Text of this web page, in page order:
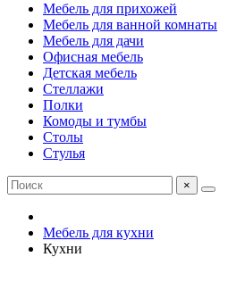
Мебель для прихожей
Мебель для ванной комнаты
Мебель для дачи
Офисная мебель
Детская мебель
Стеллажи
Полки
Комоды и тумбы
Столы
Стулья
×
Мебель для кухни
Кухни